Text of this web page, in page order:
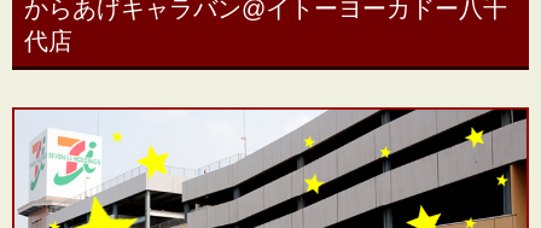
からあげキャラバン@イトーヨーカドー八千
代店